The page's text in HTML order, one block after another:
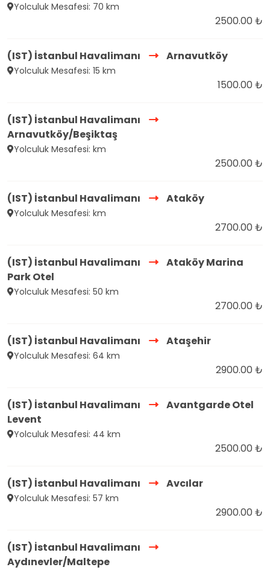
Yolculuk Mesafesi: 70 km
2500.00 ₺
(IST) İstanbul Havalimanı Arnavutköy
Yolculuk Mesafesi: 15 km
1500.00 ₺
(IST) İstanbul Havalimanı
Arnavutköy/Beşiktaş
Yolculuk Mesafesi: km
2500.00 ₺
(IST) İstanbul Havalimanı Ataköy
Yolculuk Mesafesi: km
2700.00 ₺
(IST) İstanbul Havalimanı
Ataköy Marina
Park Otel
Yolculuk Mesafesi: 50 km
2700.00 ₺
(IST) İstanbul Havalimanı Ataşehir
Yolculuk Mesafesi: 64 km
2900.00 ₺
(IST) İstanbul Havalimanı
Avantgarde Otel
Levent
Yolculuk Mesafesi: 44 km
2500.00 ₺
(IST) İstanbul Havalimanı Avcılar
Yolculuk Mesafesi: 57 km
2900.00 ₺
(IST) İstanbul Havalimanı
Aydınevler/Maltepe